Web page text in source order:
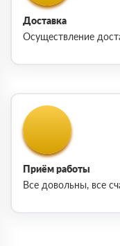
Доставка
Осуществление
Приём работы
Все довольны, все